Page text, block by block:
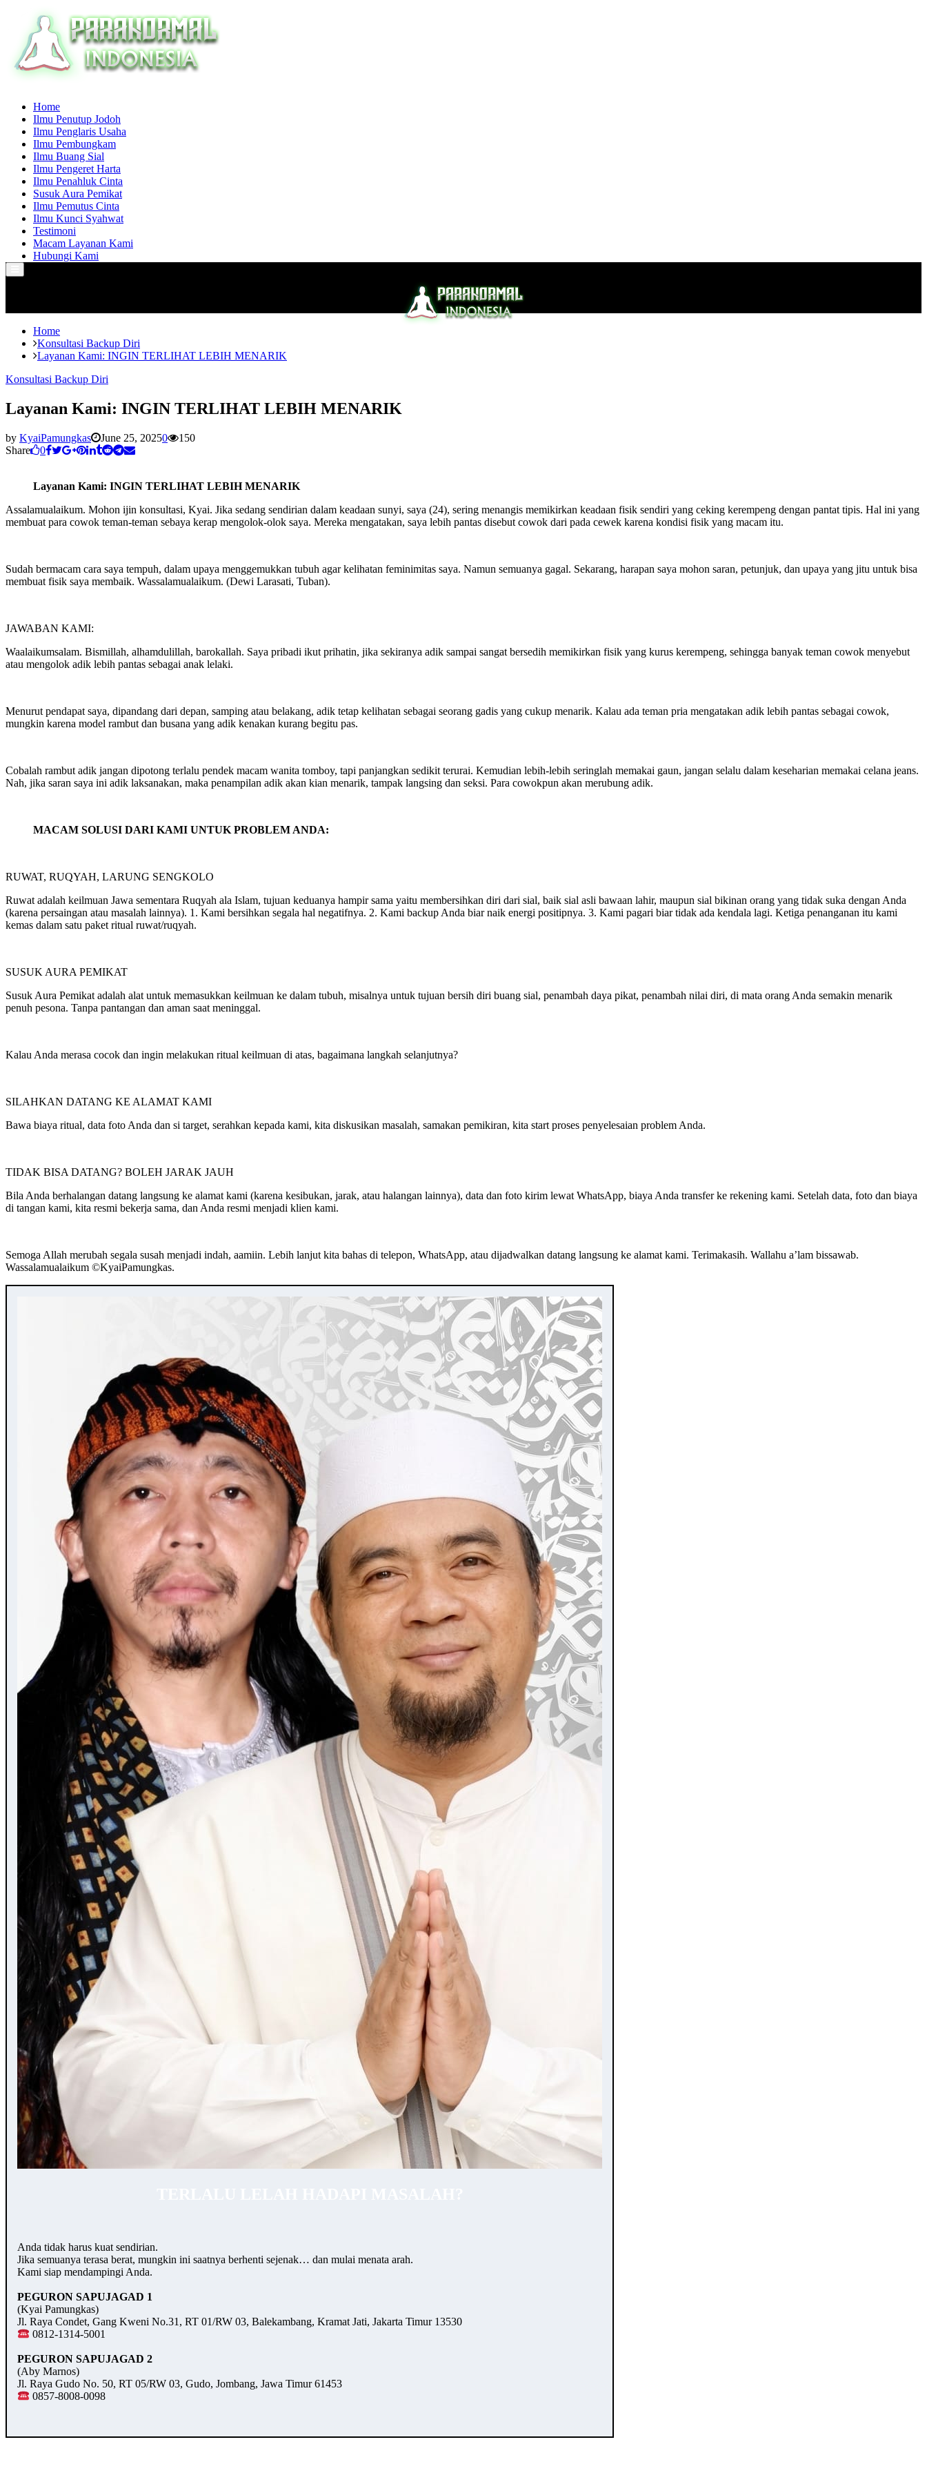
Home
Ilmu Penutup Jodoh
Ilmu Penglaris Usaha
Ilmu Pembungkam
Ilmu Buang Sial
Ilmu Pengeret Harta
Ilmu Penahluk Cinta
Susuk Aura Pemikat
Ilmu Pemutus Cinta
Ilmu Kunci Syahwat
Testimoni
Macam Layanan Kami
Hubungi Kami
Menu
Home
Konsultasi Backup Diri
Layanan Kami: INGIN TERLIHAT LEBIH MENARIK
Konsultasi Backup Diri
Layanan Kami: INGIN TERLIHAT LEBIH MENARIK
by KyaiPamungkas June 25, 20250
150
Share
0
Layanan Kami: INGIN TERLIHAT LEBIH MENARIK
Assalamualaikum. Mohon ijin konsultasi, Kyai. Jika sedang sendirian dalam keadaan sunyi, saya (24), sering menangis memikirkan keadaan fisik sendiri yang ceking kerempeng dengan pantat tipis. Hal ini yang
membuat para cowok teman-teman sebaya kerap mengolok-olok saya. Mereka mengatakan, saya lebih pantas disebut cowok dari pada cewek karena kondisi fisik yang macam itu.
Sudah bermacam cara saya tempuh, dalam upaya menggemukkan tubuh agar kelihatan feminimitas saya. Namun semuanya gagal. Sekarang, harapan saya mohon saran, petunjuk, dan upaya yang jitu untuk bisa
membuat fisik saya membaik. Wassalamualaikum. (Dewi Larasati, Tuban).
JAWABAN KAMI:
Waalaikumsalam. Bismillah, alhamdulillah, barokallah. Saya pribadi ikut prihatin, jika sekiranya adik sampai sangat bersedih memikirkan fisik yang kurus kerempeng, sehingga banyak teman cowok menyebut
atau mengolok adik lebih pantas sebagai anak lelaki.
Menurut pendapat saya, dipandang dari depan, samping atau belakang, adik tetap kelihatan sebagai seorang gadis yang cukup menarik. Kalau ada teman pria mengatakan adik lebih pantas sebagai cowok,
mungkin karena model rambut dan busana yang adik kenakan kurang begitu pas.
Cobalah rambut adik jangan dipotong terlalu pendek macam wanita tomboy, tapi panjangkan sedikit terurai. Kemudian lebih-lebih seringlah memakai gaun, jangan selalu dalam keseharian memakai celana jeans.
Nah, jika saran saya ini adik laksanakan, maka penampilan adik akan kian menarik, tampak langsing dan seksi. Para cowokpun akan merubung adik.
MACAM SOLUSI DARI KAMI UNTUK PROBLEM ANDA:
RUWAT, RUQYAH, LARUNG SENGKOLO
Ruwat adalah keilmuan Jawa sementara Ruqyah ala Islam, tujuan keduanya hampir sama yaitu membersihkan diri dari sial, baik sial asli bawaan lahir, maupun sial bikinan orang yang tidak suka dengan Anda
(karena persaingan atau masalah lainnya). 1. Kami bersihkan segala hal negatifnya. 2. Kami backup Anda biar naik energi positipnya. 3. Kami pagari biar tidak ada kendala lagi. Ketiga penanganan itu kami
kemas dalam satu paket ritual ruwat/ruqyah.
SUSUK AURA PEMIKAT
Susuk Aura Pemikat adalah alat untuk memasukkan keilmuan ke dalam tubuh, misalnya untuk tujuan bersih diri buang sial, penambah daya pikat, penambah nilai diri, di mata orang Anda semakin menarik
penuh pesona. Tanpa pantangan dan aman saat meninggal.
Kalau Anda merasa cocok dan ingin melakukan ritual keilmuan di atas, bagaimana langkah selanjutnya?
SILAHKAN DATANG KE ALAMAT KAMI
Bawa biaya ritual, data foto Anda dan si target, serahkan kepada kami, kita diskusikan masalah, samakan pemikiran, kita start proses penyelesaian problem Anda.
TIDAK BISA DATANG? BOLEH JARAK JAUH
Bila Anda berhalangan datang langsung ke alamat kami (karena kesibukan, jarak, atau halangan lainnya), data dan foto kirim lewat WhatsApp, biaya Anda transfer ke rekening kami. Setelah data, foto dan biaya
di tangan kami, kita resmi bekerja sama, dan Anda resmi menjadi klien kami.
Semoga Allah merubah segala susah menjadi indah, aamiin. Lebih lanjut kita bahas di telepon, WhatsApp, atau dijadwalkan datang langsung ke alamat kami. Terimakasih. Wallahu a’lam bissawab.
Wassalamualaikum ©️KyaiPamungkas.
Anda tidak harus kuat sendirian.
Jika semuanya terasa berat, mungkin ini saatnya berhenti sejenak… dan mulai menata arah.
Kami siap mendampingi Anda.
PEGURON SAPUJAGAD 1
(Kyai Pamungkas)
Jl. Raya Condet, Gang Kweni No.31, RT 01/RW 03, Balekambang, Kramat Jati, Jakarta Timur 13530
0812-1314-5001
PEGURON SAPUJAGAD 2
(Aby Marnos)
Jl. Raya Gudo No. 50, RT 05/RW 03, Gudo, Jombang, Jawa Timur 61453
0857-8008-0098